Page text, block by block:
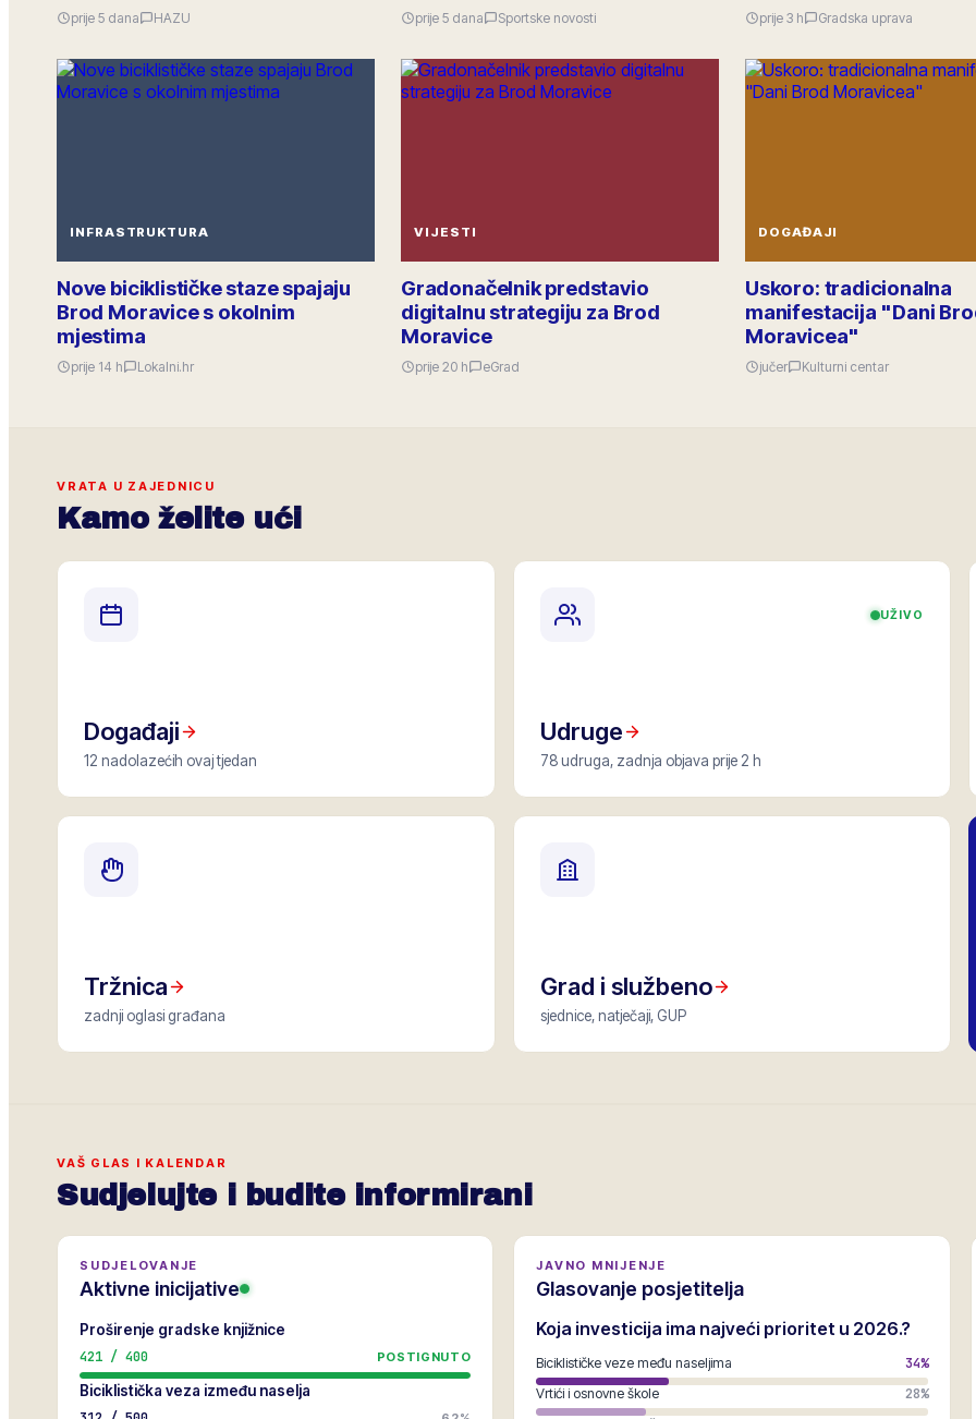
prije 5 dana HAZU prije 5 dana Sportske novosti prije 3 h Gradska uprava
INFRASTRUKTURA
Nove biciklističke staze spajaju
Brod Moravice s okolnim
mjestima
prije 14 h Lokalni.hr
VIJESTI
Gradonačelnik predstavio
digitalnu strategiju za Brod
Moravice
prije 20 h eGrad
DOGAĐAJI
Uskoro: tradicionalna
manifestacija "Dani
Moravicea"
jučer Kulturni centar
VRATA U ZAJEDNICU
Kamo želite ući
Događaji
12 nadolazećih ovaj tjedan
UŽIVO
Udruge
78 udruga, zadnja objava prije 2 h
Tržnica
zadnji oglasi građana
Grad i službeno
sjednice, natječaji, GUP
VAŠ GLAS I KALENDAR
Sudjelujte i budite informirani
SUDJELOVANJE
Aktivne inicijative
Proširenje gradske knjižnice
421 / 400 POSTIGNUTO
Biciklistička veza između naselja
JAVNO MNIJENJE
Glasovanje posjetitelja
Koja investicija ima najveći prioritet u 2026.?
Biciklističke veze među naseljima 34%
Vrtići i osnovne škole 28%